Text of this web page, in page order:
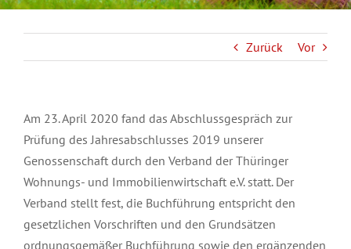
Zurück Vor
Am 23. April 2020 fand das Abschlussgespräch zur
Prüfung des Jahresabschlusses 2019 unserer
Genossenschaft durch den Verband der Thüringer
Wohnungs- und Immobilienwirtschaft e.V. statt. Der
Verband stellt fest, die Buchführung entspricht den
gesetzlichen Vorschriften und den Grundsätzen
ordnungsgemäßer Buchführung sowie den ergänzenden